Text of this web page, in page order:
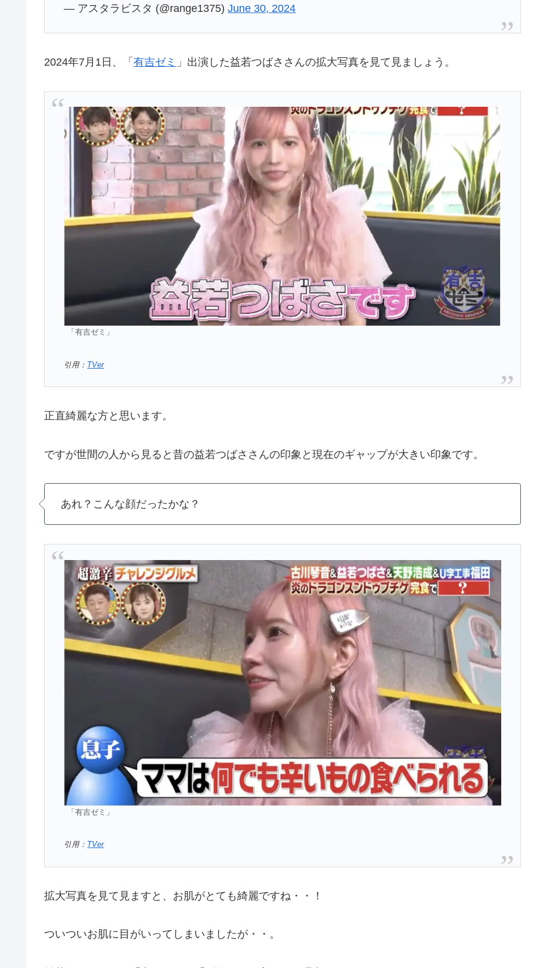
— アスタラビスタ (@range1375)June 30, 2024
2024年7月1日、「 有吉ゼミ 」出演した益若つばささんの拡大写真を見て見ましょう。
「有吉ゼミ」
引用： TVer
正直綺麗な方と思います。
ですが世間の人から見ると昔の益若つばささんの印象と現在のギャップが大きい印象です。
あれ？こんな顔だったかな？
「有吉ゼミ」
引用： TVer
拡大写真を見て見ますと、お肌がとても綺麗ですね・・！
ついついお肌に目がいってしまいましたが・・。